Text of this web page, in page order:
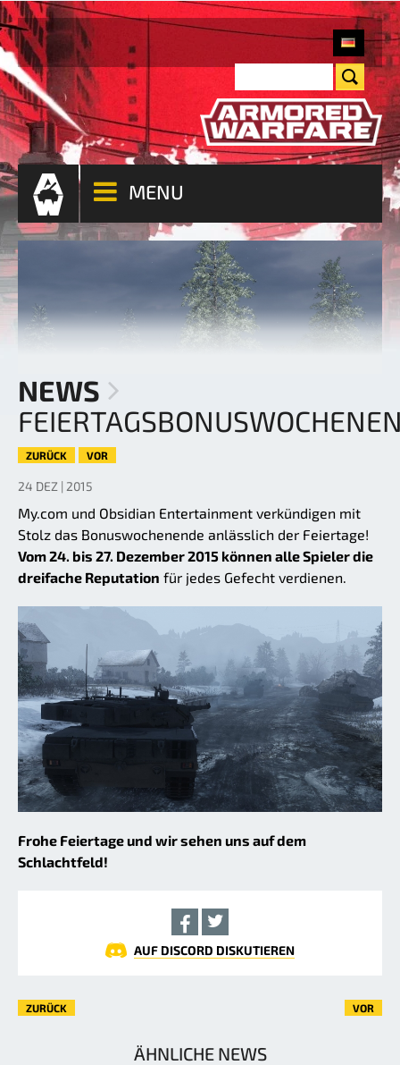
MENU
NEWS
ZURÜCK VOR
24 DEZ | 2015
My.com und Obsidian Entertainment verkündigen mit
Stolz das Bonuswochenende anlässlich der Feiertage!
Vom 24. bis 27. Dezember 2015 können alle Spieler die
dreifache Reputation für jedes Gefecht verdienen.
Frohe Feiertage und wir sehen uns auf dem
Schlachtfeld!
AUF DISCORD DISKUTIEREN
ZURÜCK VOR
ÄHNLICHE NEWS